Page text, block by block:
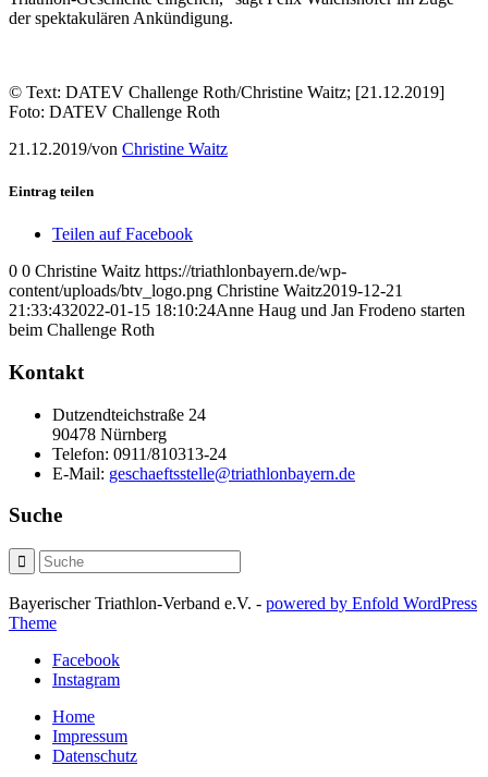
der spektakulären Ankündigung.
© Text: DATEV Challenge Roth/Christine Waitz; [21.12.2019]
Foto: DATEV Challenge Roth
21.12.2019/von Christine Waitz
Eintrag teilen
Teilen auf Facebook
0 0 Christine Waitz https://triathlonbayern.de/wp-
content/uploads/btv_logo.png Christine Waitz2019-12-21
21:33:432022-01-15 18:10:24Anne Haug und Jan Frodeno starten
beim Challenge Roth
Kontakt
Dutzendteichstraße 24
90478 Nürnberg
Telefon: 0911/810313-24
E-Mail: geschaeftsstelle@triathlonbayern.de
Suche
Bayerischer Triathlon-Verband e.V. - powered by Enfold WordPress
Theme
Facebook
Instagram
Home
Impressum
Datenschutz